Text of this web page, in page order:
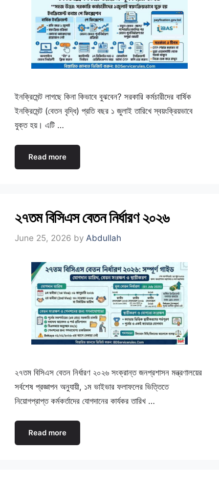
ইনক্রিমেন্ট লাগছে কিনা কিভাবে বুঝবেন? সরকারি কর্মচারীদের বার্ষিক
ইনক্রিমেন্ট (বেতন বৃদ্ধি) প্রতি বছর ১ জুলাই তারিখে স্বয়ংক্রিয়ভাবে
যুক্ত হয়। এটি …
Read more
২৭তম বিসিএস বেতন নির্ধারণ ২০২৬
June 25, 2026 by Abdullah
২৭তম বিসিএস বেতন নির্ধারণ ২০২৬ সংক্রান্ত জনপ্রশাসন মন্ত্রণালয়ের
সর্বশেষ প্রজ্ঞাপন অনুযায়ী, ১ম ভাইভার ফলাফলের ভিত্তিতে
নিয়োগপ্রাপ্ত কর্মকর্তাদের যোগদানের কার্যকর তারিখ …
Read more